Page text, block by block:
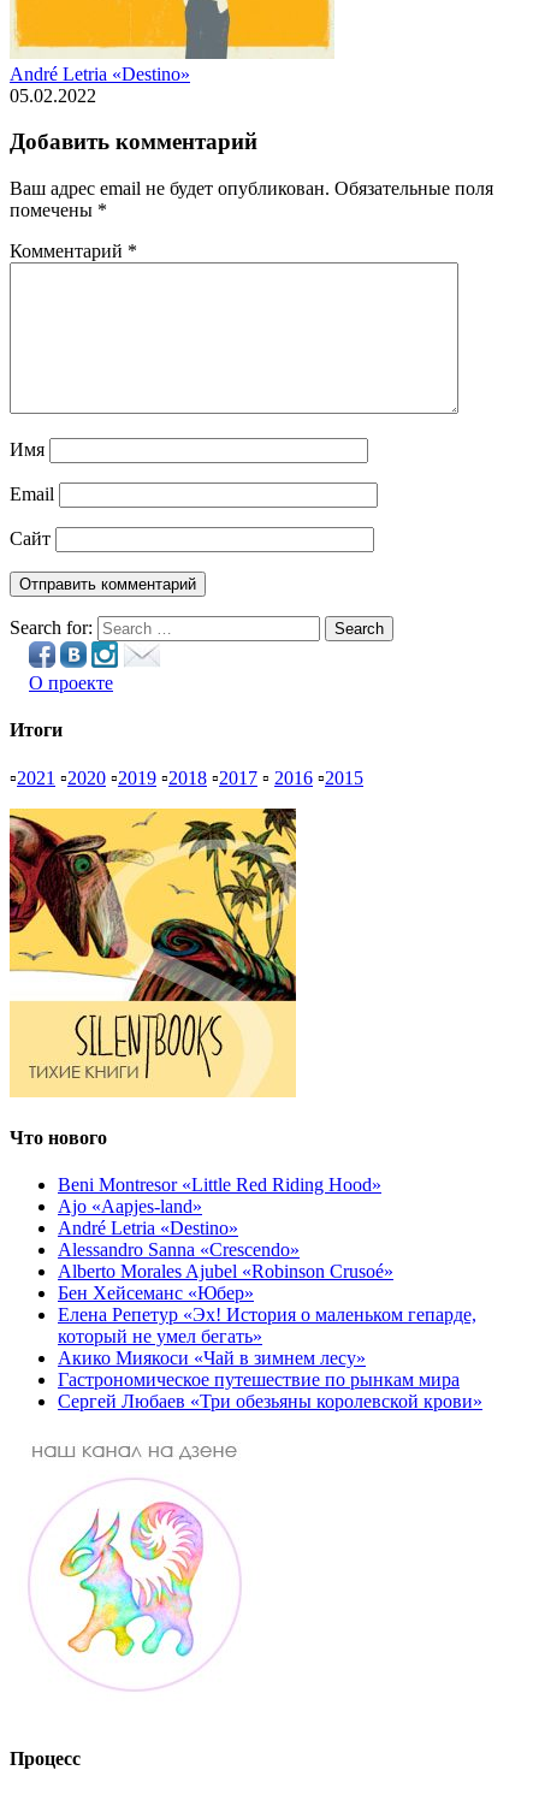
André Letria «Destino»
05.02.2022
Добавить комментарий
Ваш адрес email не будет опубликован. Обязательные поля
помечены *
Комментарий *
Имя
Email
Сайт
Search for: Search
О проекте
Итоги
▫2021 ▫2020 ▫2019 ▫2018 ▫2017 ▫ 2016 ▫2015
Что нового
Beni Montresor «Little Red Riding Hood»
Ajo «Aapjes-land»
André Letria «Destino»
Alessandro Sanna «Crescendo»
Alberto Morales Ajubel «Robinson Crusoé»
Бен Хейсеманс «Юбер»
Елена Репетур «Эх! История о маленьком гепарде,
который не умел бегать»
Акико Миякоси «Чай в зимнем лесу»
Гастрономическое путешествие по рынкам мира
Сергей Любаев «Три обезьяны королевской крови»
Процесс